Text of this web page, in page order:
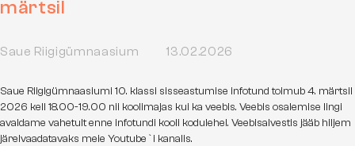
märtsil
Saue Riigigümnaasium 13.02.2026
Saue Riigigümnaasiumi 10. klassi sisseastumise infotund toimub 4. märtsil
2026 kell 18.00-19.00 nii koolimajas kui ka veebis. Veebis osalemise lingi
avaldame vahetult enne infotundi kooli kodulehel. Veebisalvestis jääb hiljem
järelvaadatavaks meie Youtube`i kanalis.